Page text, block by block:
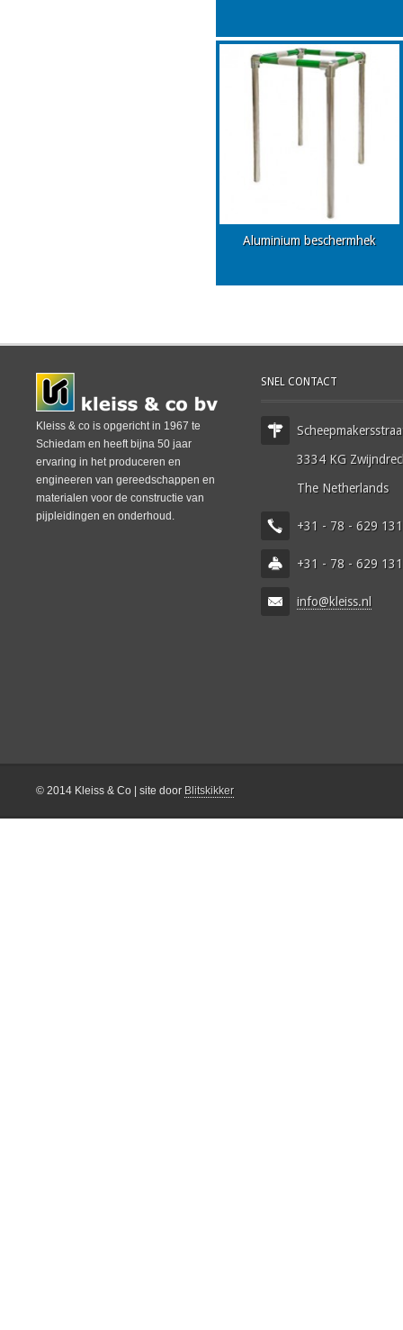
Aluminium beschermhek
Kleiss & co is opgericht in 1967 te
Schiedam en heeft bijna 50 jaar
ervaring in het produceren en
engineeren van gereedschappen en
materialen voor de constructie van
pijpleidingen en onderhoud.
SNEL CONTACT
3334 KG
The Netherlands
+31 - 78 - 629
+31 - 78 - 629
info@kleiss.nl
© 2014 Kleiss & Co | site door Blitskikker